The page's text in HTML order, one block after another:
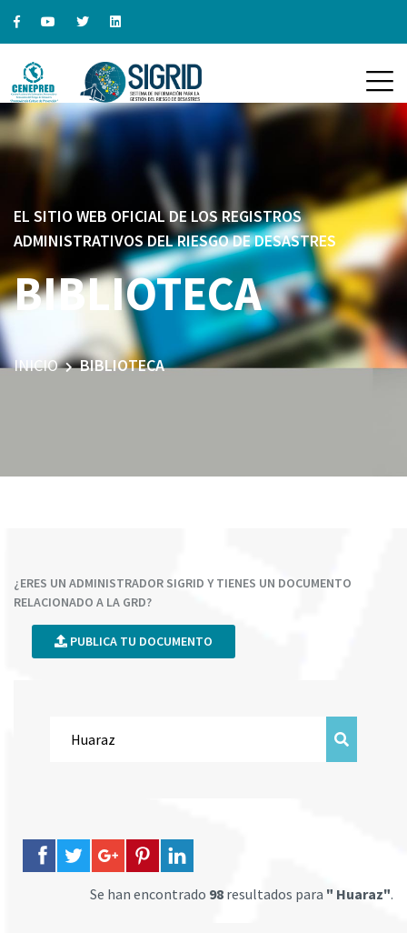
EL SITIO WEB OFICIAL DE LOS REGISTROS
ADMINISTRATIVOS DEL RIESGO DE DESASTRES
BIBLIOTECA
INICIO BIBLIOTECA
¿ERES UN ADMINISTRADOR SIGRID Y TIENES UN DOCUMENTO
RELACIONADO A LA GRD?
PUBLICA TU DOCUMENTO
Se han encontrado 98 resultados para " Huaraz".